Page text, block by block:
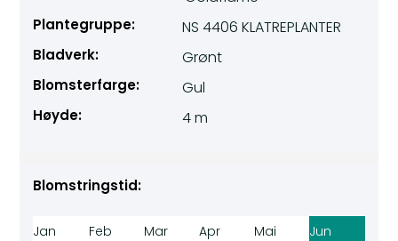
Plantegruppe: NS 4406 KLATREPLANTER
Bladverk: Grønt
Blomsterfarge: Gul
Høyde: 4 m
Blomstringstid:
Jan Feb Mar Apr Mai Jun